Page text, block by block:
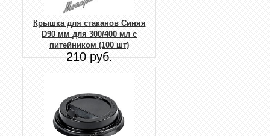
Крышка для стаканов Синяя
D90 мм для 300/400 мл с
питейником (100 шт)
210 руб.